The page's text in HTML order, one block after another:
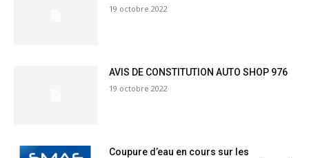
19 octobre 2022
AVIS DE CONSTITUTION AUTO SHOP 976
19 octobre 2022
Coupure d’eau en cours sur les